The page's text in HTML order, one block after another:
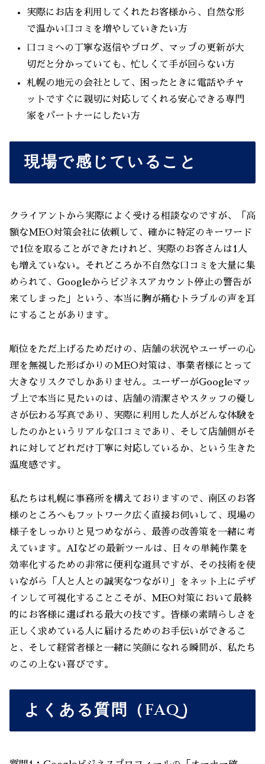
実際にお店を利用してくれたお客様から、自然な形
で温かい口コミを増やしていきたい方
口コミへの丁寧な返信やブログ、マップの更新が大
切だと分かっていても、忙しくて手が回らない方
札幌の地元の会社として、困ったときに電話やチャ
ットですぐに親切に対応してくれる安心できる専門
家をパートナーにしたい方
現場で感じていること
クライアントから実際によく受ける相談なのですが、「高
額なMEO対策会社に依頼して、確かに特定のキーワード
で1位を取ることができたけれど、実際のお客さんは1人
も増えていない。それどころか不自然な口コミを大量に集
められて、Googleからビジネスアカウント停止の警告が
来てしまった」という、本当に胸が痛むトラブルの声を耳
にすることがあります。
順位をただ上げるためだけの、店舗の状況やユーザーの心
理を無視した形ばかりのMEO対策は、事業者様にとって
大きなリスクでしかありません。ユーザーがGoogleマッ
プ上で本当に見たいのは、店舗の清潔さやスタッフの優し
さが伝わる写真であり、実際に利用した人がどんな体験を
したのかというリアルな口コミであり、そして店舗側がそ
れに対してどれだけ丁寧に対応しているか、という生きた
温度感です。
私たちは札幌に事務所を構えておりますので、南区のお客
様のところへもフットワーク広く直接お伺いして、現場の
様子をしっかりと見つめながら、最善の改善策を一緒に考
えています。AIなどの最新ツールは、日々の単純作業を
効率化するための非常に便利な道具ですが、その技術を使
いながら「人と人との誠実なつながり」をネット上にデザ
インして可視化することこそが、MEO対策において最終
的にお客様に選ばれる最大の技です。皆様の素晴らしさを
正しく求めている人に届けるためのお手伝いができるこ
と、そして経営者様と一緒に笑顔になれる瞬間が、私たち
のこの上ない喜びです。
よくある質問（FAQ）